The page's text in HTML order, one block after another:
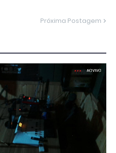
Próxima Postagem